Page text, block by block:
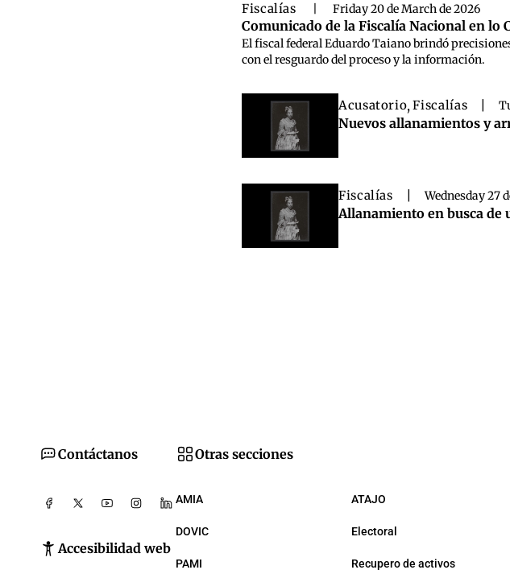
Fiscalías Friday 20 de March de 2026
Comunicado de la Fiscalía Nacional en lo
El fiscal federal Eduardo Taiano brindó
con el resguardo del proceso y la información.
Acusatorio,Fiscalías
Nuevos allanamientos y
Fiscalías Wednesday 27
Allanamiento en busca de
Contáctanos
Accesibilidad web
Otras secciones
AMIA ATAJO
DOVIC Electoral
PAMI Recupero de activos